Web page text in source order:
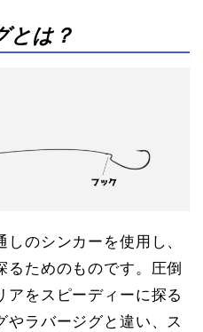
とは？
のシンカーを使用し、
るためのものです。圧倒
アをスピーディーに探る
やラバージグと違い、ス